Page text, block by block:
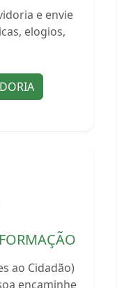
e envie
elogios,
ao Cidadão)
encaminhe